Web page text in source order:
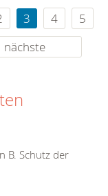
3 4
5
nächste
B. Schutz der